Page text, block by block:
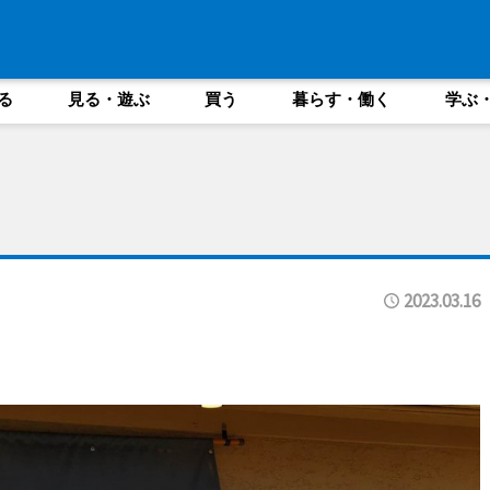
見る・遊ぶ 買う 暮らす・働く 学ぶ
2023.03.16